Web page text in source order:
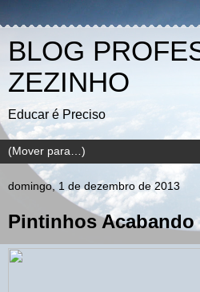
BLOG
ZEZINHO
Educar é Preciso
domingo, 1 de dezembro de 2013
Pintinhos